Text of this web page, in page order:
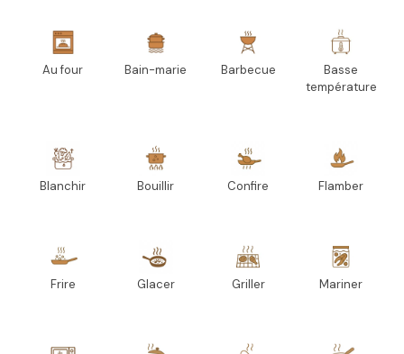
Au four Bain-marie Barbecue
Basse
température
Blanchir Bouillir Confire Flamber
Frire Glacer Griller Mariner